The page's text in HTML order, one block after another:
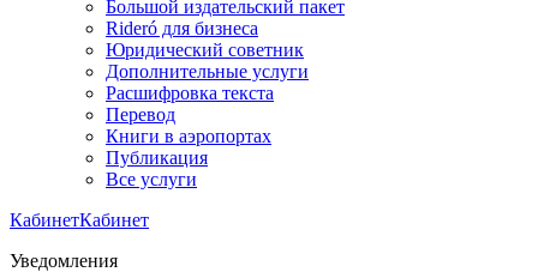
Большой издательский пакет
Rideró для бизнеса
Юридический советник
Дополнительные услуги
Расшифровка текста
Перевод
Книги в аэропортах
Публикация
Все услуги
КабинетКабинет
Уведомления